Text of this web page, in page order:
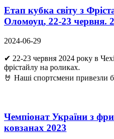
Етап кубка світу з
Оломоуц, 22-23 червня.
2024-06-29
✔ 22-23 червня 2024 року в
фрістайлу на роликах.
🤘 Наші спортсмени привезли
Чемпіонат України з
ковзанах 2023